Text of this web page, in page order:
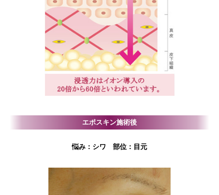
エポスキン施術後
悩み：シワ 部位：目元